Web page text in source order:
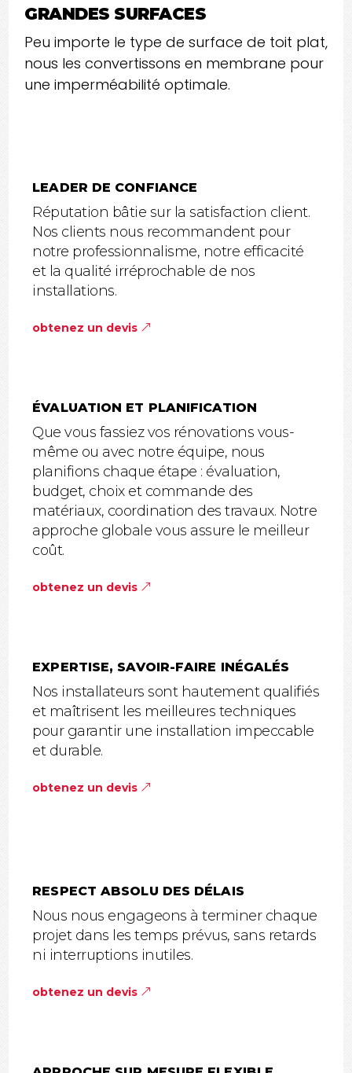
GRANDES SURFACES
Peu importe le type de surface de toit plat,
nous les convertissons en membrane pour
une imperméabilité optimale.
LEADER DE CONFIANCE
Réputation bâtie sur la satisfaction client.
Nos clients nous recommandent pour
notre professionnalisme, notre efficacité
et la qualité irréprochable de nos
installations.
obtenez un devis
ÉVALUATION ET PLANIFICATION
Que vous fassiez vos rénovations vous-
même ou avec notre équipe, nous
planifions chaque étape : évaluation,
budget, choix et commande des
matériaux, coordination des travaux. Notre
approche globale vous assure le meilleur
coût.
obtenez un devis
EXPERTISE, SAVOIR-FAIRE INÉGALÉS
Nos installateurs sont hautement qualifiés
et maîtrisent les meilleures techniques
pour garantir une installation impeccable
et durable.
obtenez un devis
RESPECT ABSOLU DES DÉLAIS
Nous nous engageons à terminer chaque
projet dans les temps prévus, sans retards
ni interruptions inutiles.
obtenez un devis